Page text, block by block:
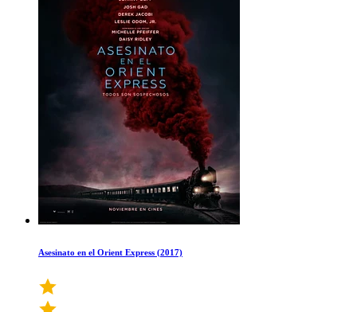
Asesinato en el Orient Express (2017)